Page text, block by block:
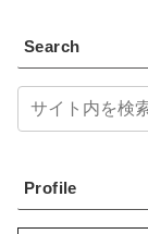
Search
Profile